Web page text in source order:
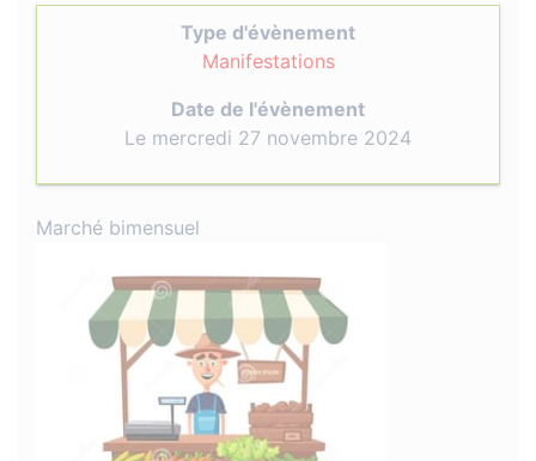
Type d'évènement
Manifestations
Date de l'évènement
Le mercredi 27 novembre 2024
Marché bimensuel